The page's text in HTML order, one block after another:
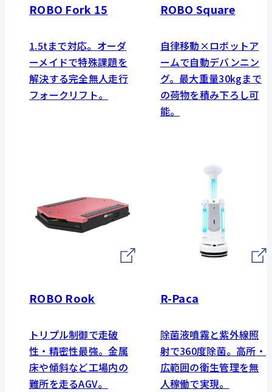
ROBO Fork 15
1.5tまで対応。オーダ
ーメイドで特殊課題を
解決する完全無人走行
フォークリフト。
ROBO Square
自律移動×ロボットア
ームで自動デバンニン
グ。最大重量30kgまで
の荷物を積み下ろし可
能。
ROBO Rook
トリプル制御で走破
性・精密性最強。金属
床や傾斜など工場内の
難所を走るAGV。
R-Paca
除菌液噴霧と紫外線照
射で360度除菌。高所・
広範囲の衛生管理を無
人稼働で実現。